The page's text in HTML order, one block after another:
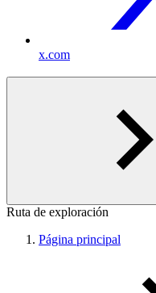
x.com
Ruta de exploración
Página principal